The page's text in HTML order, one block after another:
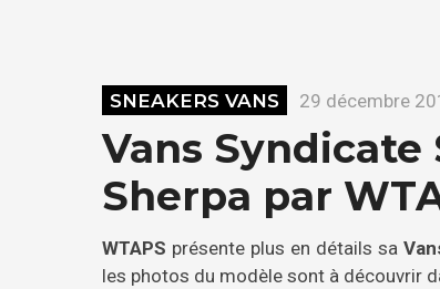
SNEAKERS VANS 29 décembre
Vans Syndicate
Sherpa par
WTAPS présente plus en détails sa
les photos du modèle sont à découvrir